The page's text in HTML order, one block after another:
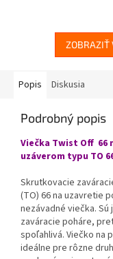
✅ Zaváraninový pohár
vnútornou hranou 165 ml
uzavrite rukou
objednajteTU
✅ Ako stvorené pre
✅ Paletu za
objednajte TU
ZOBRAZIŤ
Popis Diskusia
Podrobný popis
Viečka Twist Off 66
uzáverom typu TO
Skrutkovacie
(TO) 66 na uzavretie
nezávadné viečka.
zaváracie poháre,
spoľahlivá. Viečko na
ideálne pre rôzne